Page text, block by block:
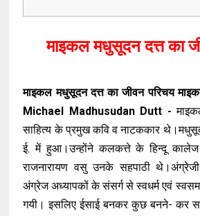
माइकल मधुसूदन दत्त का
माइकल मधुसूदन दत्त का जीवन परिचय
Michael Madhusudan Dutt -
साहित्य के प्रमुख कवि व नाटककार
ई. में हुआ।उन्होंने कलकत्ते के हिन्दू कालेज
राजनारायण वसु उनके सहपाठी
अंग्रेज अध्यापकों के संसर्ग से स्वधर्म एवं
गयी। इसलिए ईसाई बनकर कुछ बनने- कर